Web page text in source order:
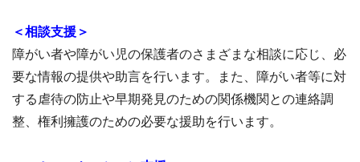
＜相談支援＞
障がい者や障がい児の保護者のさまざまな相談に応じ、必
要な情報の提供や助言を行います。また、障がい者等に対
する虐待の防止や早期発見のための関係機関との連絡調
整、権利擁護のための必要な援助を行います。